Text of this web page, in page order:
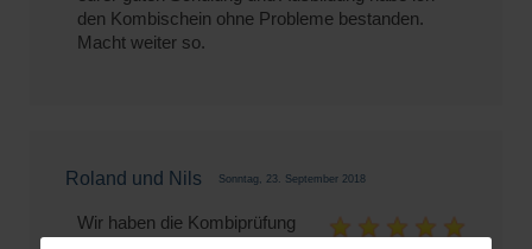
den Kombischein ohne Probleme bestanden.
Macht weiter so.
Roland und Nils Sonntag, 23. September 2018
Wir haben die Kombiprüfung